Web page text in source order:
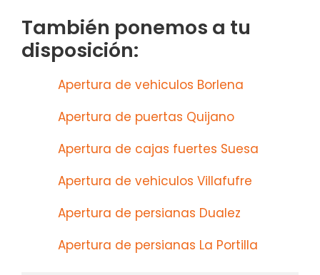
También ponemos a tu
disposición:
Apertura de vehiculos Borlena
Apertura de puertas Quijano
Apertura de cajas fuertes Suesa
Apertura de vehiculos Villafufre
Apertura de persianas Dualez
Apertura de persianas La Portilla